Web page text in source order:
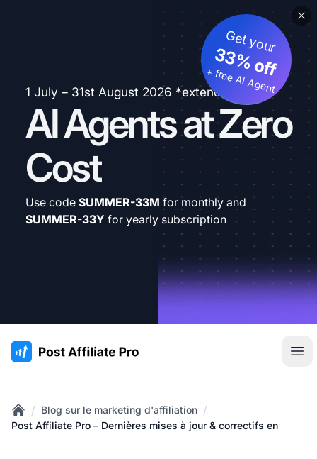
1 July – 31st August 2026 *extended
AI Agents at Zero
Cost
Get your
33% off
+ free AI Agent
Use code SUMMER-33M for monthly and
SUMMER-33Y for yearly subscription
:site.title
Home
/ Blog sur le marketing d'affiliation /
Post Affiliate Pro – Dernières mises à jour & correctifs en